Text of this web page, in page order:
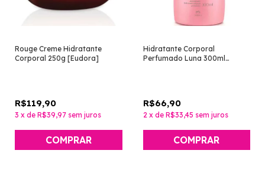
Rouge Creme Hidratante
Corporal 250g [Eudora]
R$119,90
3 x de R$39,97 sem juros
Hidratante Corporal
Perfumado Luna 300ml
R$66,90
2 x de R$33,45 sem juros
COMPRAR